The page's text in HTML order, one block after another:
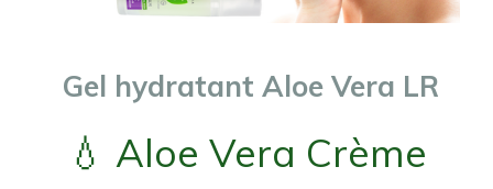
Gel hydratant Aloe Vera LR
💧 Aloe Vera Crème